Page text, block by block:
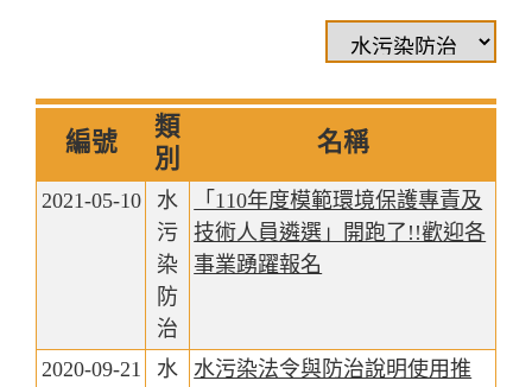
編號
類
別
名稱
2021-05-10
水
污
染
防
治
「110年度模範環境保護專責及
技術人員遴選」開跑了!!歡迎各
事業踴躍報名
2020-09-21
水
水污染法令與防治說明使用推